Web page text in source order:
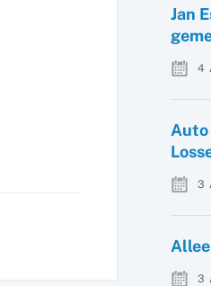
Jan
4
Auto
3
3